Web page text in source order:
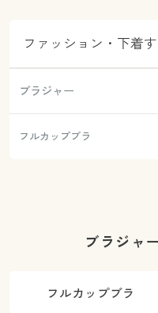
ファッション・下着
ブラジャー
フルカップブラ
ブラジャ
フルカップブラ